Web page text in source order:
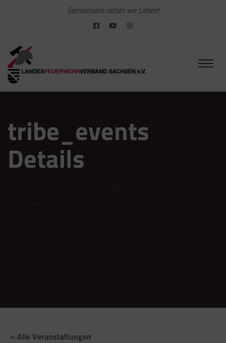
Gemeinsam retten wir Leben!
tribe_events
Details
« Alle Veranstaltungen